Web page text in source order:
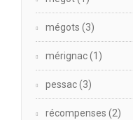
mégots (3)
mérignac(1)
pessac(3)
récompenses (2)